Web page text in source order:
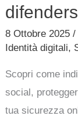
8 Ottobre 2025/
Identità digitali,
Scopri come
social,
tua sicurezza